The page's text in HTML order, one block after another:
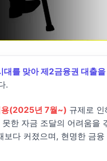
대를 맞아 제2금융권 대출
.
용(2025년 7월~) 규제로 인
한 자금 조달의 어려움을
다 커졌으며, 현명한 금융